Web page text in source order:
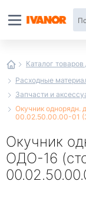
Каталог
Расходные
Запчасти и
Окучник однорядн.
00.02.50.00.00-01
Окучник
ОДО-16